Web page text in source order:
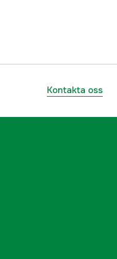
Kontakta oss